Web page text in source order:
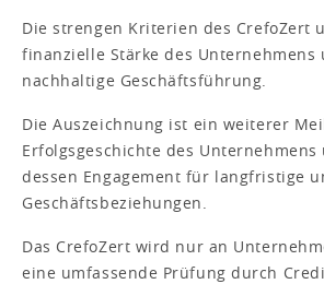
Die strengen Kriterien des CrefoZert
finanzielle Stärke des Unternehmens
nachhaltige Geschäftsführung.
Die Auszeichnung ist ein weiterer
Erfolgsgeschichte des
dessen Engagement für langfristige
Geschäftsbeziehungen.
Das CrefoZert wird nur an
eine umfassende Prüfung durch